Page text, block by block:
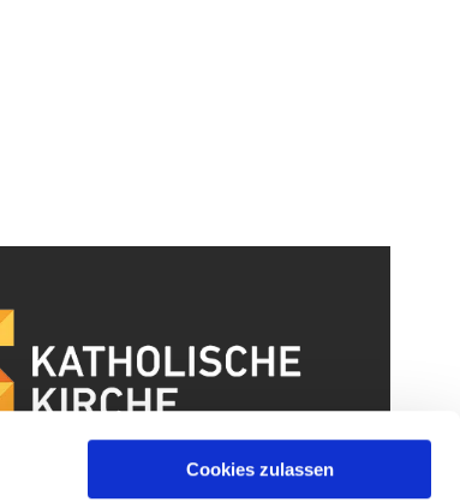
Cookies zulassen